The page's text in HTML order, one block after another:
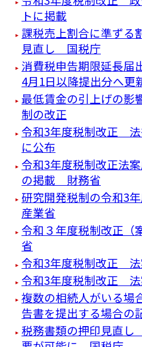
トに掲載
課税売上割合に準ずる
見直し 国税庁
消費税申告期限延長
4月1日以降提出分へ更
最低賃金の引上げの影
制の改正
令和3年度税制改正 法
に公布
令和3年度税制改正法
の掲載 財務省
研究開発税制の令和3
産業省
令和３年度税制改正
省
令和3年度税制改正
令和3年度税制改正
複数の相続人がいる場
告書を提出する場合
税務書類の押印見直